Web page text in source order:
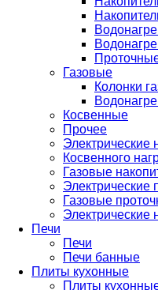
Газовые
Колонки
Косвенные
Прочее
Электрические
Косвенного
Газовые
Электрические
Газовые
Электрические
Печи
Печи
Печи банные
Плиты кухонные
Плиты